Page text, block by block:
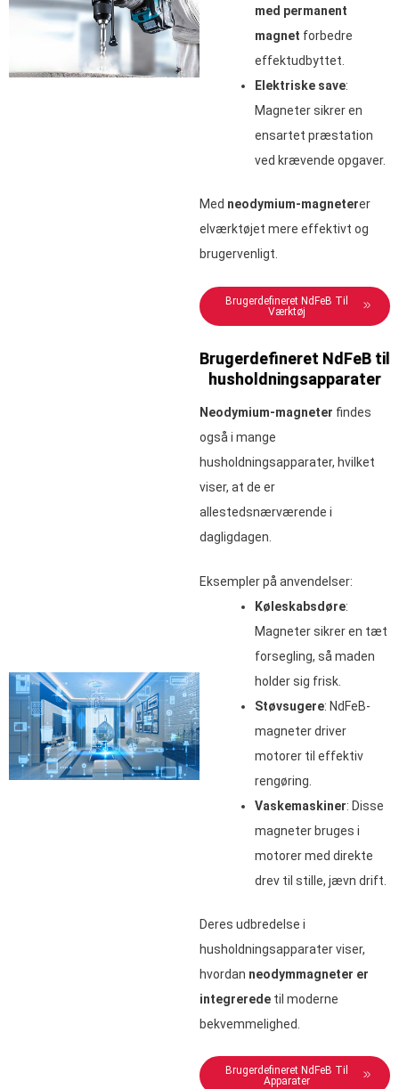
med permanent
magnet forbedre
effektudbyttet.
Elektriske save:
Magneter sikrer en
ensartet præstation
ved krævende opgaver.
Med neodymium-magneterer
elværktøjet mere effektivt og
brugervenligt.
Brugerdefineret NdFeB Til
Værktøj
Brugerdefineret NdFeB til
husholdningsapparater
Neodymium-magneter findes
også i mange
husholdningsapparater, hvilket
viser, at de er
allestedsnærværende i
dagligdagen.
Eksempler på anvendelser:
Køleskabsdøre:
Magneter sikrer en tæt
forsegling, så maden
holder sig frisk.
Støvsugere: NdFeB-
magneter driver
motorer til effektiv
rengøring.
Vaskemaskiner: Disse
magneter bruges i
motorer med direkte
drev til stille, jævn drift.
Deres udbredelse i
husholdningsapparater viser,
hvordan neodymmagneter er
integrerede til moderne
bekvemmelighed.
Brugerdefineret NdFeB Til
Apparater